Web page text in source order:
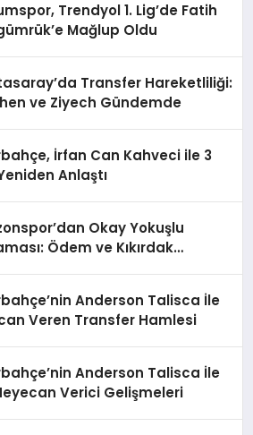
Trendyol 1. Lig’de Fatih
Mağlup Oldu
Transfer Hareketliliği:
ve Ziyech Gündemde
İrfan Can Kahveci ile 3
Yeniden Anlaştı
Okay Yokuşlu
Ödem ve Kıkırdak
Anderson Talisca İle
Veren Transfer Hamlesi
Anderson Talisca İle
Verici Gelişmeleri